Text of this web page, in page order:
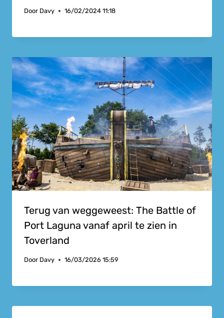
Door Davy 16/02/2024 11:18
Terug van weggeweest: The Battle of
Port Laguna vanaf april te zien in
Toverland
Door Davy 16/03/2026 15:59